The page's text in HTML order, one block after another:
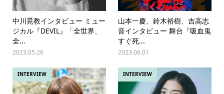
中川晃教インタビュー ミュー
ジカル『DEVIL』「全世界、
全...
2023.05.26
山本一慶、鈴木裕樹、吉高志
音インタビュー 舞台『吸血鬼
すぐ死...
2023.06.01
INTERVIEW INTERVIEW